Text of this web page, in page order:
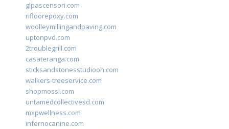
glpascensori.com
rifloorepoxy.com
woolleymillingandpaving.com
uptonpvd.com
2troublegrill.com
casateranga.com
sticksandstonesstudiooh.com
walkers-treeservice.com
shopmossi.com
untamedcollectivesd.com
mxpwellness.com
infernocanine.com